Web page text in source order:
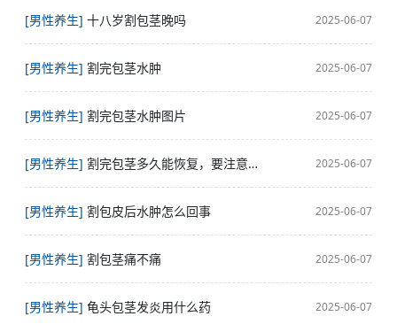
[男性养生] 十八岁割包茎晚吗 2025-06-07
[男性养生] 割完包茎水肿 2025-06-07
[男性养生] 割完包茎水肿图片 2025-06-07
[男性养生] 割完包茎多久能恢复，要注意什么 2025-06-07
[男性养生] 割包皮后水肿怎么回事 2025-06-07
[男性养生] 割包茎痛不痛 2025-06-07
[男性养生] 龟头包茎发炎用什么药 2025-06-07